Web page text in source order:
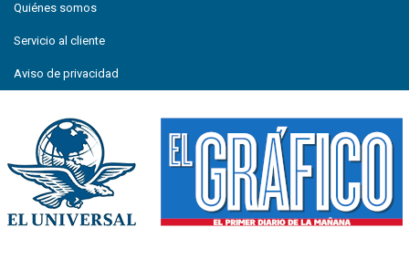
Quiénes somos
Servicio al cliente
Aviso de privacidad